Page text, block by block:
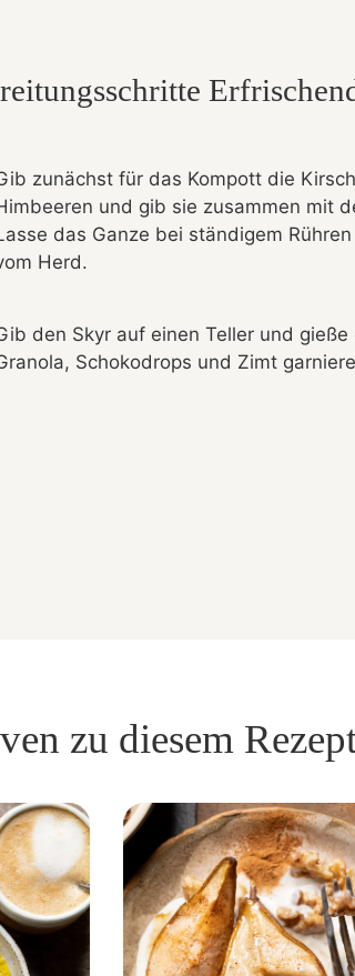
zunächst für das Kompott die
und gib sie zusammen mit
das Ganze bei ständigem
Herd.
den Skyr auf einen Teller und
Schokodrops und Zimt
zu diesem